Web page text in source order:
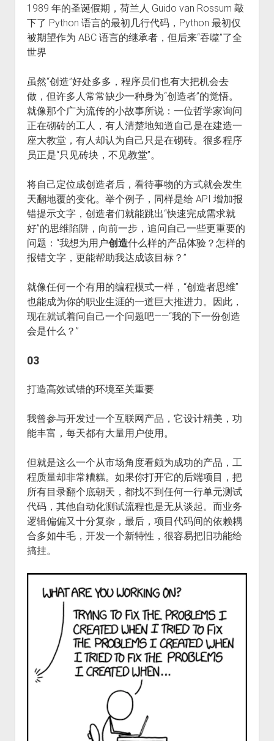
1989 年的圣诞假期，荷兰人 Guido van Rossum 敲
下了 Python 语言的最初几行代码，Python 最初仅
被期望作为 ABC 语言的继承者，但后来“吞噬”了全
世界
虽然“创造”好处多多，程序员们也有大把机会去
做，但许多人常常缺少一种身为“创造者”的觉悟。
就像那个广为流传的小故事所说：一位哲学家询问
正在砌砖的工人，有人清楚地知道自己是在建造一
座大教堂，有人却认为自己只是在砌砖。很多程序
员正是“只见砖块，不见教堂”。
将自己定位成创造者后，看待事物的方式就会发生
天翻地覆的变化。举个例子，同样是给 API 增加报
错提示文字，创造者们就能跳出“快速完成需求就
好”的思维陷阱，向前一步，追问自己一些更重要的
问题：“我想为用户创造什么样的产品体验？怎样的
报错文字，更能帮助我达成该目标？”
就像任何一个有用的编程模式一样，“创造者思维”
也能成为你的职业生涯的一道巨大推进力。因此，
现在就试着问自己一个问题吧——“我的下一份创造
会是什么？”
03
打造高效试错的环境至关重要
我曾参与开发过一个互联网产品，它设计精美，功
能丰富，每天都有大量用户使用。
但就是这么一个从市场角度看颇为成功的产品，工
程质量却非常糟糕。如果你打开它的后端项目，把
所有目录翻个底朝天，都找不到任何一行单元测试
代码，其他自动化测试流程也是无从谈起。而业务
逻辑偏偏又十分复杂，最后，项目代码间的依赖耦
合多如牛毛，开发一个新特性，很容易把旧功能给
搞挂。